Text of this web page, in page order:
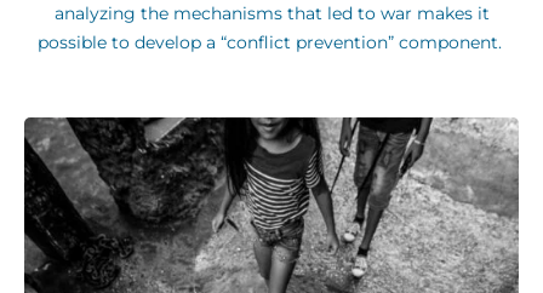
analyzing the mechanisms that led to war makes it
possible to develop a “conflict prevention” component.